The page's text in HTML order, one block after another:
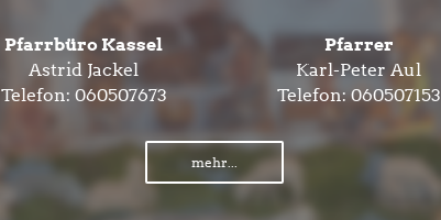
Pfarrbüro Kassel
Astrid Jackel
Telefon: 060507673
Pfarrer
Karl-Peter Aul
Telefon:060507153
mehr...